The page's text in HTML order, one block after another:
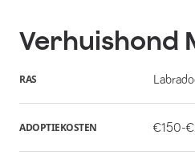
Verhuishond
RAS
ADOPTIEKOSTEN €150-